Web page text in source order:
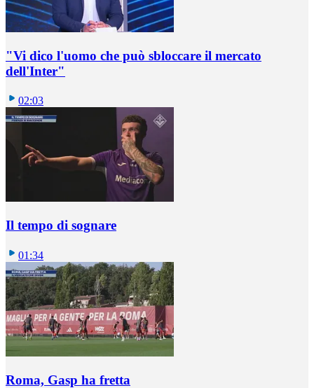
"Vi dico l'uomo che può sbloccare il mercato
dell'Inter"
02:03
Il tempo di sognare
01:34
Roma, Gasp ha fretta